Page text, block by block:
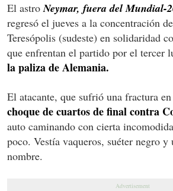
El astroNeymar, fuera del Mundial-
regresó el jueves a la concentración de
Teresópolis (sudeste) en solidaridad
que enfrentan el partido por el tercer
la paliza de Alemania.
El atacante, que sufrió una fractura
choque de cuartos de final contra
auto caminando con cierta
poco. Vestía vaqueros, suéter negro y
nombre.